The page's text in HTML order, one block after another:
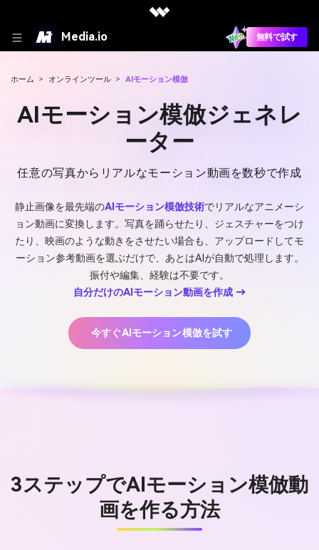
Media.io 無料で試す
ホーム > オンラインツール > AIモーション模倣
AIモーション模倣ジェネレ
ーター
任意の写真からリアルなモーション動画を数秒で作成
静止画像を最先端のAIモーション模倣技術でリアルなアニメーシ
ョン動画に変換します。写真を踊らせたり、ジェスチャーをつけ
たり、映画のような動きをさせたい場合も、アップロードしてモ
ーション参考動画を選ぶだけで、あとはAIが自動で処理します。
振付や編集、経験は不要です。
自分だけのAIモーション動画を作成 →
今すぐAIモーション模倣を試す
3ステップでAIモーション模倣動
画を作る方法